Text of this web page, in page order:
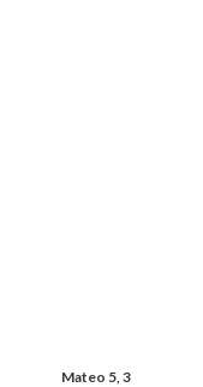
Mateo 5, 3